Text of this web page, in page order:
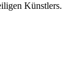
Künstlers.